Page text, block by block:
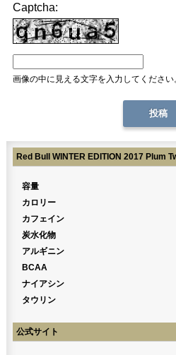
Captcha:
画像の中に見える文字を入力してください
Red Bull WINTER EDITION 2017 Plum
容量
カロリー
カフェイン
炭水化物
アルギニン
BCAA
ナイアシン
タウリン
公式サイト